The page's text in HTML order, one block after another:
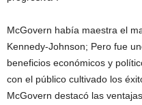
McGovern había maestra el
Kennedy-Johnson; Pero fue
beneficios económicos y
con el público cultivado los
McGovern destacó las